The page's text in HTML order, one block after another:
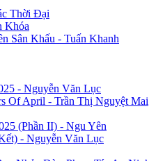
Thời Đại
Khóa
Sân Khấu - Tuấn Khanh
- Nguyễn Văn Lục
Of April - Trần Thị Nguyệt Mai
(Phần II) - Ngu Yên
- Nguyễn Văn Lục